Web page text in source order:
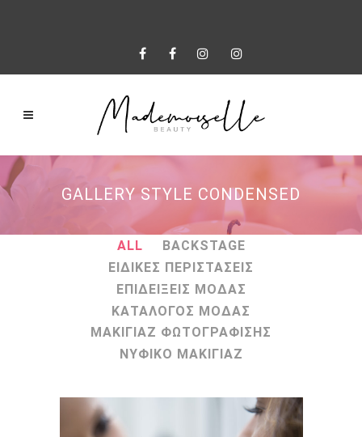
GALLERY STYLE CONDENSED
ALL
BACKSTAGE
ΕΙΔΙΚΕΣ ΠΕΡΙΣΤΑΣΕΙΣ
ΕΠΙΔΕΙΞΕΙΣ ΜΟΔΑΣ
ΚΑΤΑΛΟΓΟΣ ΜΟΔΑΣ
ΜΑΚΙΓΙΑΖ ΦΩΤΟΓΡΑΦΙΣΗΣ
ΝΥΦΙΚΟ ΜΑΚΙΓΙΑΖ